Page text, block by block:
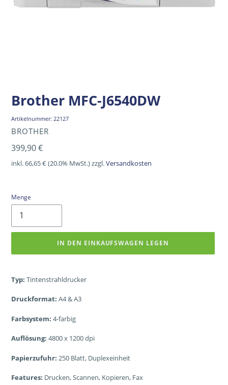
Brother MFC-J6540DW
Artikelnummer: 22127
VERKÄUFER
BROTHER
Normaler
Preis
399,90 €
inkl. 66,65 € (20.0% MwSt.) zzgl.Versandkosten
Menge
IN DEN EINKAUFSWAGEN LEGEN
Typ: Tintenstrahldrucker
Druckformat: A4 & A3
Farbsystem: 4-farbig
Auflösung: 4800 x 1200 dpi
Papierzufuhr: 250 Blatt, Duplexeinheit
Features: Drucken, Scannen, Kopieren, Fax